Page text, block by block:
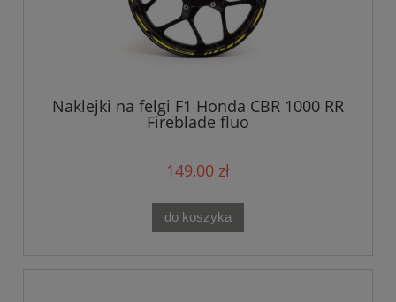
Naklejki na felgi F1 Honda CBR 1000 RR
Fireblade fluo
149,00 zł
do koszyka